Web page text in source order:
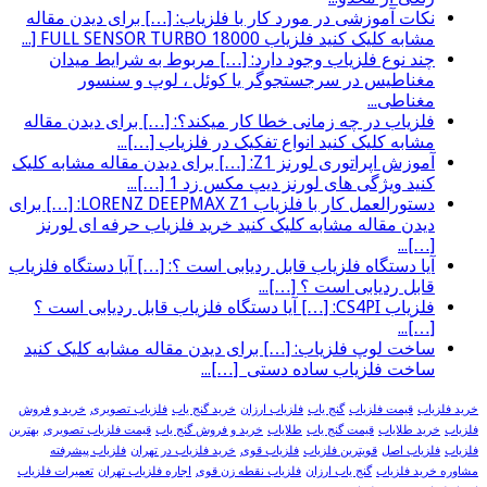
نکات آموزشی در مورد کار با فلزیاب: […] برای دیدن مقاله
مشابه کلیک کنید فلزیاب FULL SENSOR TURBO 18000 [...
چند نوع فلزیاب وجود دارد: […] مربوط به شرایط میدان
مغناطیس در سرجستجوگر یا کوئل ، لوپ و سنسور
مغناطی...
فلزیاب در چه زمانی خطا کار میکند؟: […] برای دیدن مقاله
مشابه کلیک کنید انواع تفکیک در فلزیاب […]...
آموزش اپراتوری لورنز Z1: […] برای دیدن مقاله مشابه کلیک
کنید ویژگی های لورنز دیپ مکس زد 1 […]...
دستورالعمل کار با فلزیاب LORENZ DEEPMAX Z1: […] برای
دیدن مقاله مشابه کلیک کنید خرید فلزیاب حرفه ای لورنز
[…]...
آیا دستگاه فلزیاب قابل ردیابی است ؟: […] آیا دستگاه فلزیاب
قابل ردیابی است ؟ […]...
فلزیاب CS4PI: […] آیا دستگاه فلزیاب قابل ردیابی است ؟
[…]...
ساخت لوپ فلزیاب: […] برای دیدن مقاله مشابه کلیک کنید
ساخت فلزیاب ساده دستی […]...
خرید فلزیاب قیمت فلزیاب گنج یاب فلزیاب ارزان خرید گنج یاب فلزیاب تصویری خرید و فروش
فلزیاب خرید طلایاب قیمت گنج یاب طلایاب خرید و فروش گنج یاب قیمت فلزیاب تصویری بهترین
فلزیاب فلزیاب اصل قویترین فلزیاب فلزیاب قوی خرید فلزیاب در تهران فلزیاب پیشرفته
مشاوره خرید فلزیاب گنج یاب ارزان فلزیاب نقطه زن قوی اجاره فلزیاب تهران تعمیرات فلزیاب